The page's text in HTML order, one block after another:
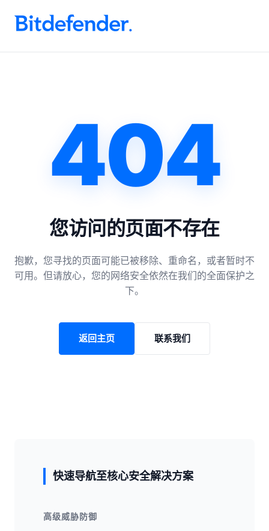
.
404
您访问的页面不存在
抱歉，您寻找的页面可能已被移除、重命名，或者暂时不
可用。但请放心，您的网络安全依然在我们的全面保护之
下。
返回主页 联系我们
快速导航至核心安全解决方案
高级威胁防御